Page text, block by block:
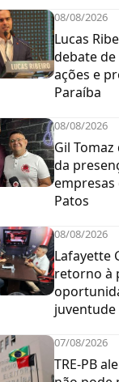
08/08/2026
Lucas
debate de
ações e
Paraíba
08/08/2026
Gil
da
Patos
08/08/2026
Lafayette
retorno à
juventude
07/08/2026
TRE-PB